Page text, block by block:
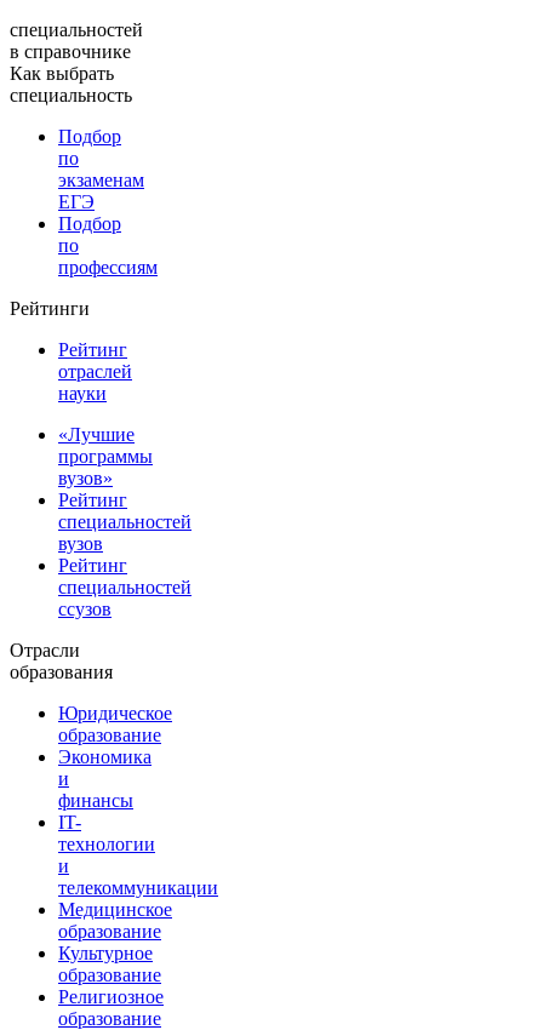
специальностей
в справочнике
Как выбрать
специальность
Подбор
по
экзаменам
ЕГЭ
Подбор
по
профессиям
Рейтинги
Рейтинг
отраслей
науки
«Лучшие
программы
вузов»
Рейтинг
специальностей
вузов
Рейтинг
специальностей
ссузов
Отрасли
образования
Юридическое
образование
Экономика
и
финансы
IT-
технологии
и
телекоммуникации
Медицинское
образование
Культурное
образование
Религиозное
образование